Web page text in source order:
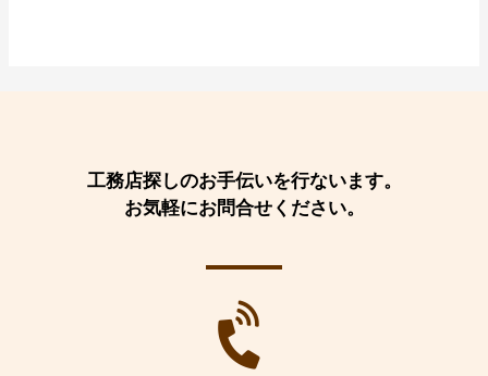
工務店探しのお手伝いを行ないます。
お気軽にお問合せください。